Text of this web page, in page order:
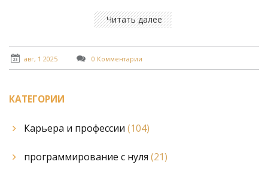
Читать далее
авг, 1 2025 0 Комментарии
КАТЕГОРИИ
Карьера и профессии (104)
программирование с нуля (21)